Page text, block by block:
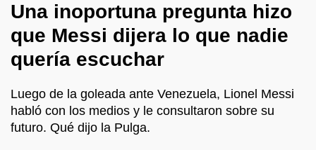
Una inoportuna pregunta hizo
que Messi dijera lo que nadie
quería escuchar
Luego de la goleada ante Venezuela, Lionel Messi
habló con los medios y le consultaron sobre su
futuro. Qué dijo la Pulga.